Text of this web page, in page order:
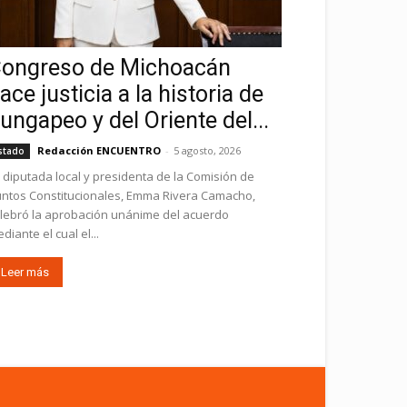
de Michoacán
justicia a la historia de
y del Oriente del...
Redacción ENCUENTRO - 5 agosto, 2026
diputada local y presidenta de la Comisión de
Constitucionales, Emma Rivera Camacho,
la aprobación unánime del acuerdo
el cual el...
Leer más